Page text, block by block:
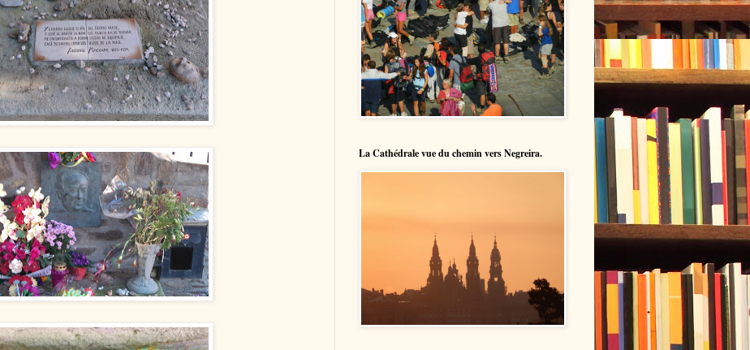
La Cathédrale vue du chemin vers Negreira.